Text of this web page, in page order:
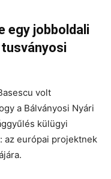
egy jobboldali
volt
a Bálványosi Nyári
külügyi
az európai projektnek